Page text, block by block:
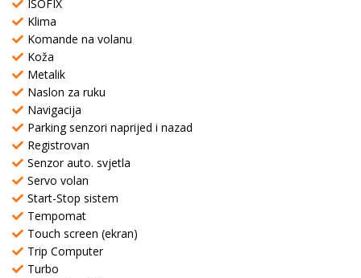
ISOFIX
Klima
Komande na volanu
Koža
Metalik
Naslon za ruku
Navigacija
Parking senzori naprijed i nazad
Registrovan
Senzor auto. svjetla
Servo volan
Start-Stop sistem
Tempomat
Touch screen (ekran)
Trip Computer
Turbo